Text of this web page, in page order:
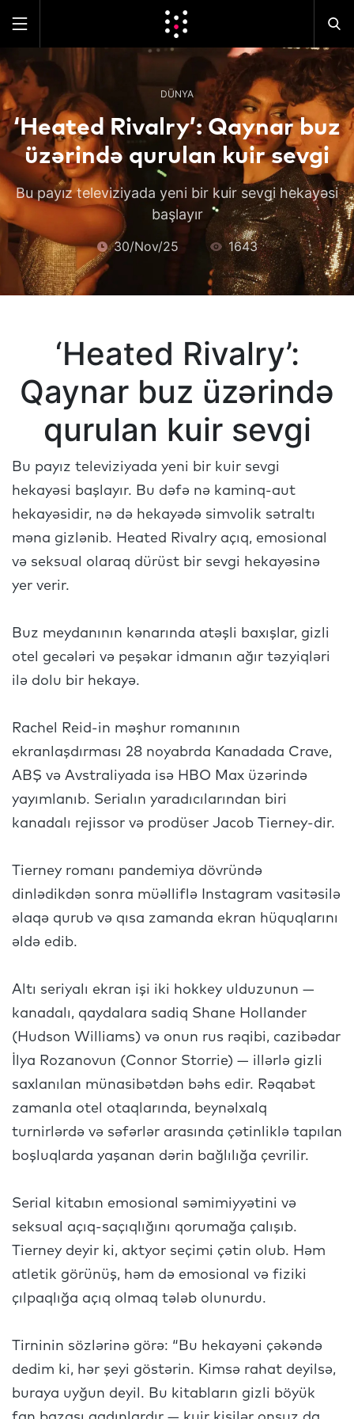
DÜNYA
‘Heated Rivalry’: Qaynar buz
üzərində qurulan kuir sevgi
Bu payız televiziyada yeni bir kuir sevgi hekayəsi
başlayır
30/Nov/25 1643
‘Heated Rivalry’:
Qaynar buz üzərində
qurulan kuir sevgi
Bu payız televiziyada yeni bir kuir sevgi
hekayəsi başlayır. Bu dəfə nə kaminq-aut
hekayəsidir, nə də hekayədə simvolik sətraltı
məna gizlənib. Heated Rivalry açıq, emosional
və seksual olaraq dürüst bir sevgi hekayəsinə
yer verir.
Buz meydanının kənarında atəşli baxışlar, gizli
otel gecələri və peşəkar idmanın ağır təzyiqləri
ilə dolu bir hekayə.
Rachel Reid-in məşhur romanının
ekranlaşdırması 28 noyabrda Kanadada Crave,
ABŞ və Avstraliyada isə HBO Max üzərində
yayımlanıb. Serialın yaradıcılarından biri
kanadalı rejissor və prodüser Jacob Tierney-dir.
Tierney romanı pandemiya dövründə
dinlədikdən sonra müəlliflə Instagram vasitəsilə
əlaqə qurub və qısa zamanda ekran hüquqlarını
əldə edib.
Altı seriyalı ekran işi iki hokkey ulduzunun —
kanadalı, qaydalara sadiq Shane Hollander
(Hudson Williams) və onun rus rəqibi, cazibədar
İlya Rozanovun (Connor Storrie) — illərlə gizli
saxlanılan münasibətdən bəhs edir. Rəqabət
zamanla otel otaqlarında, beynəlxalq
turnirlərdə və səfərlər arasında çətinliklə tapılan
boşluqlarda yaşanan dərin bağlılığa çevrilir.
Serial kitabın emosional səmimiyyətini və
seksual açıq-saçıqlığını qorumağa çalışıb.
Tierney deyir ki, aktyor seçimi çətin olub. Həm
atletik görünüş, həm də emosional və fiziki
çılpaqlığa açıq olmaq tələb olunurdu.
Tirninin sözlərinə görə: “Bu hekayəni çəkəndə
dedim ki, hər şeyi göstərin. Kimsə rahat deyilsə,
buraya uyğun deyil. Bu kitabların gizli böyük